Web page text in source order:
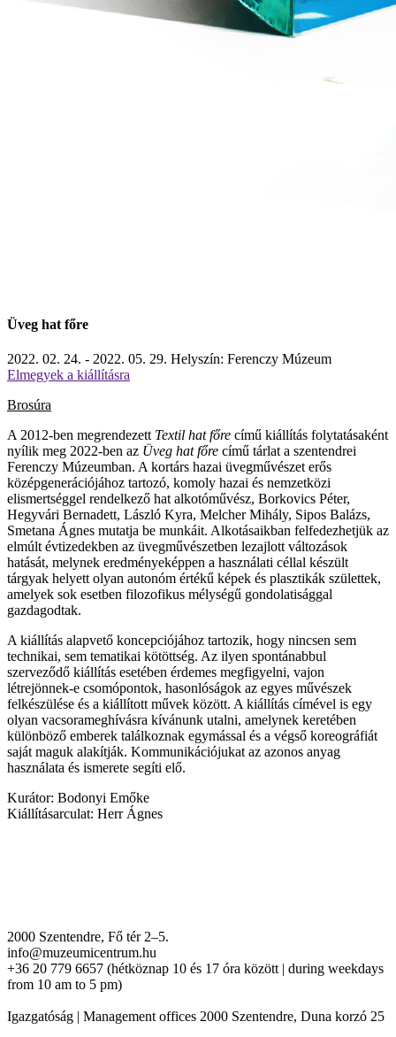
Üveg hat főre
2022. 02. 24. - 2022. 05. 29. Helyszín: Ferenczy Múzeum
Elmegyek a kiállításra
Brosúra
A 2012-ben megrendezett Textil hat főre című kiállítás folytatásaként
nyílik meg 2022-ben az Üveg hat főre című tárlat a szentendrei
Ferenczy Múzeumban. A kortárs hazai üvegművészet erős
középgenerációjához tartozó, komoly hazai és nemzetközi
elismertséggel rendelkező hat alkotóművész, Borkovics Péter,
Hegyvári Bernadett, László Kyra, Melcher Mihály, Sipos Balázs,
Smetana Ágnes mutatja be munkáit. Alkotásaikban felfedezhetjük az
elmúlt évtizedekben az üvegművészetben lezajlott változások
hatását, melynek eredményeképpen a használati céllal készült
tárgyak helyett olyan autonóm értékű képek és plasztikák születtek,
amelyek sok esetben filozofikus mélységű gondolatisággal
gazdagodtak.
A kiállítás alapvető koncepciójához tartozik, hogy nincsen sem
technikai, sem tematikai kötöttség. Az ilyen spontánabbul
szerveződő kiállítás esetében érdemes megfigyelni, vajon
létrejönnek-e csomópontok, hasonlóságok az egyes művészek
felkészülése és a kiállított művek között. A kiállítás címével is egy
olyan vacsorameghívásra kívánunk utalni, amelynek keretében
különböző emberek találkoznak egymással és a végső koreográfiát
saját maguk alakítják. Kommunikációjukat az azonos anyag
használata és ismerete segíti elő.
Kurátor: Bodonyi Emőke
Kiállításarculat: Herr Ágnes
2000 Szentendre, Fő tér 2–5.
info@muzeumicentrum.hu
+36 20 779 6657 (hétköznap 10 és 17 óra között | during weekdays
from 10 am to 5 pm)
Igazgatóság | Management offices 2000 Szentendre, Duna korzó 25